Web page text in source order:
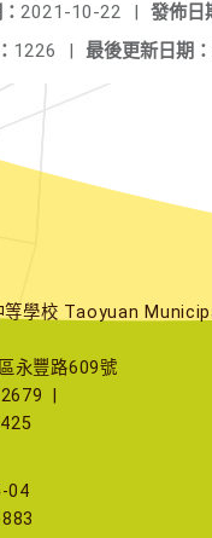
發佈日
2021-10-22
|
最後更新日期：
1226 |
等學校 Taoyuan
永豐路609號
04